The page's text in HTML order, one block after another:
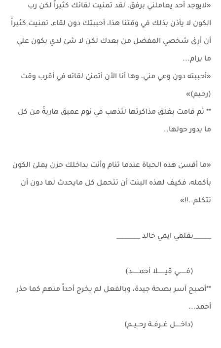
«لايوجد أحد يعاملني برفق، لقد تمنيت لقائك كثيراً لكن رب
الكون لا يأذن بذلك في وقتنا هذا، أحببتك دون لقاء، تمنيت كثيراً
أن أرىٰ شخصي المفضل من بعدك لكن لا شئ لدي يكون على
ما يرام...
«أحببته دون وعي مني، وها أنا الأن أتمنىٰ لقائه في أقرب وقت
(رحيم)»
** ثم قامت بغلق مذاكرتها لتذهب في نوم عميق هاربةً من كل
ما يدور حولها..
«ما أقسىٰ هذه الحياة عندما تنام وأنت بداخلك حزن يملئ الكون
بأكمله، فكيف لهذه البنت أن تتحمل كل مايحدث لها دون أن
تتكلم..!!»
______بقلمي ايمي خالد ________
(فـــــــي ڤيـــــــلا أحمـــــــد)
**أصبح آسر بصحة جيدة، وبالفعل لم يخرج أحداً منهم كما حذر
أحمد...
(داخـــــل غــرفــة رحــيــم)